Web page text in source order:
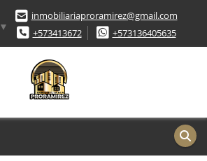
▼
inmobiliariaproramirez@gmail.com
+573413672
+573136405635